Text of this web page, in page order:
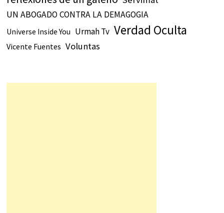
UN ABOGADO CONTRA LA DEMAGOGIA
Universe Inside You Urmah Tv Verdad Oculta
Vicente Fuentes Voluntas